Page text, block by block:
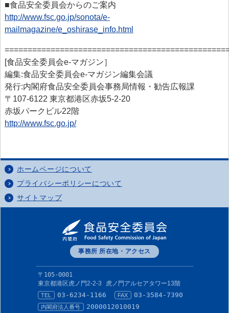
■食品安全委員会からのご案内
http://www.fsc.go.jp/sonota/e-
mailmagazine/e_oshirase_info.html
[食品安全委員会e-マガジン］
編集:食品安全委員会e-マガジン編集会議
発行:内閣府食品安全委員会事務局情報・勧告広報課
〒107-6122 東京都港区赤坂5-2-20
赤坂パークビル22階
http://www.fsc.go.jp/
ホームページについて
プライバシーポリシーについて
サイトマップ
事務所 所在地・アクセス
〒105-0001
東京都港区虎ノ門2-2-3
虎ノ門アルセアタワー13階
TEL 03-6234-1166 FAX 03-3584-7390
内閣府法人番号 2000012010019